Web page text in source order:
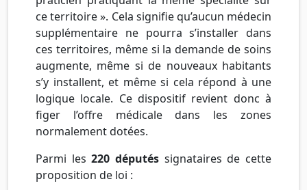
ce territoire ». Cela signifie qu’aucun médecin
supplémentaire ne pourra s’installer dans
ces territoires, même si la demande de soins
augmente, même si de nouveaux habitants
s’y installent, et même si cela répond à une
logique locale. Ce dispositif revient donc à
figer l’offre médicale dans les zones
normalement dotées.
Parmi les220 députés signataires de cette
proposition de loi :